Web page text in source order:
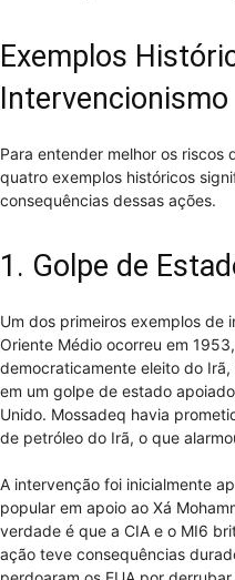
Exemplos
Intervencionismo
Para entender melhor os riscos
quatro exemplos históricos
consequências dessas ações.
1. Golpe de
Um dos primeiros exemplos de
Oriente Médio ocorreu em
democraticamente eleito do
em um golpe de estado
Unido. Mossadeq havia
de petróleo do Irã, o que
A intervenção foi inicialmente
popular em apoio ao Xá
verdade é que a CIA e o MI6
ação teve consequências